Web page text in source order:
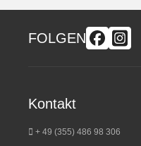
FOLGEN
Kontakt
+ 49 (355) 486 98 306